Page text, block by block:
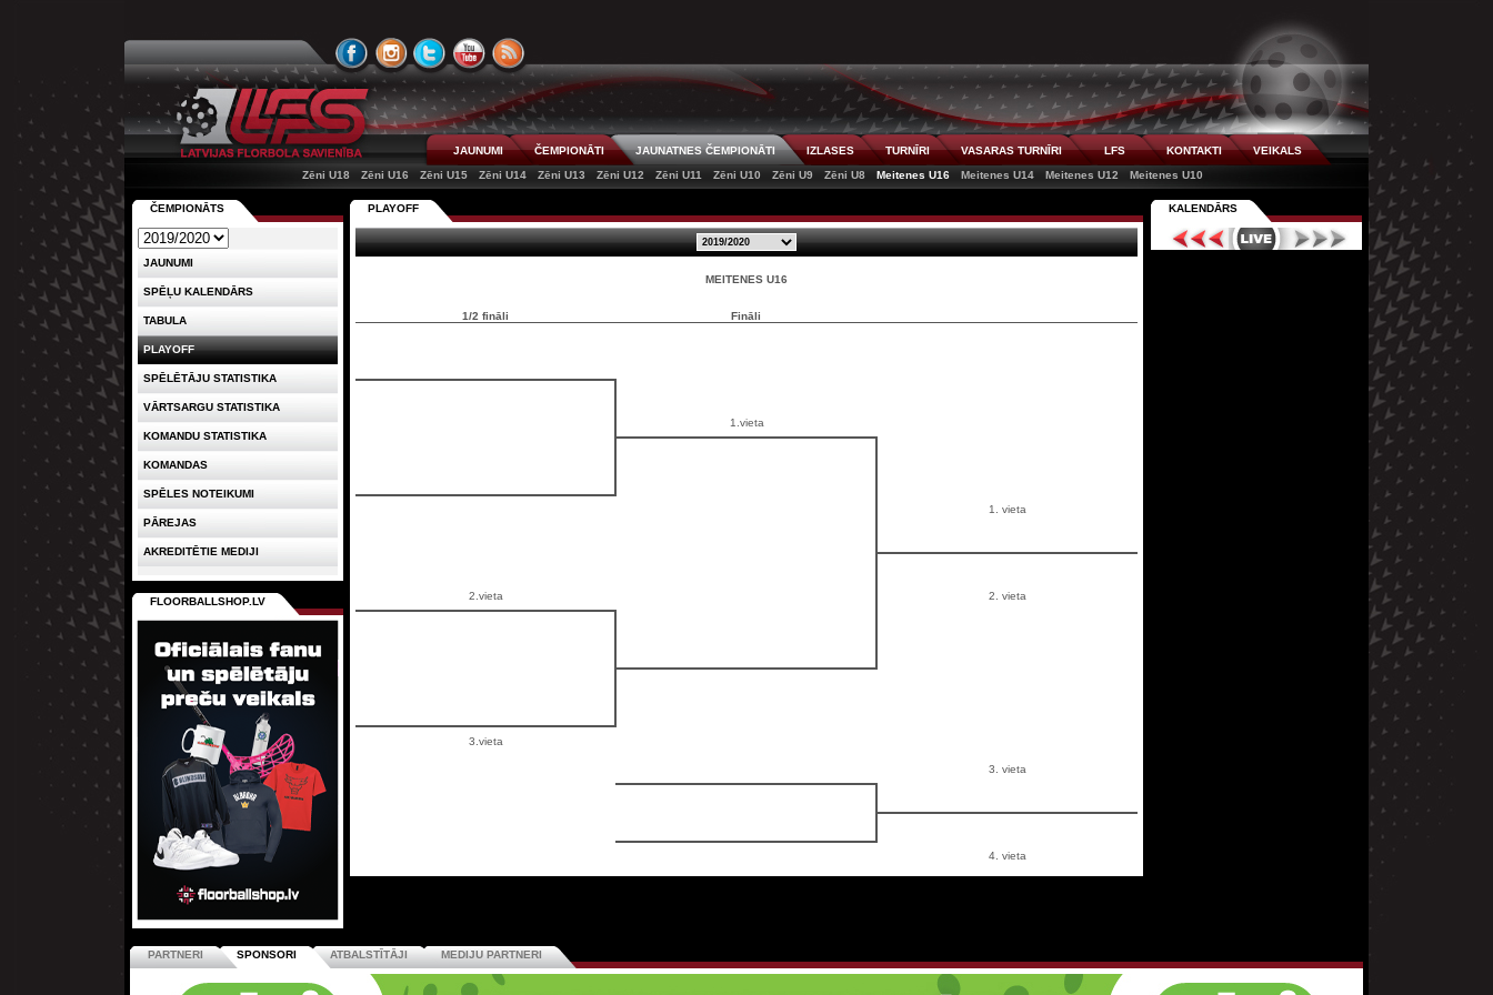
JAUNUMI ČEMPIONĀTI JAUNATNES ČEMPIONĀTI IZLASES TURNĪRI VASARAS TURNĪRI LFS KONTAKTI
VEIKALS
Zēni U18
Zēni U16 Zēni U15 Zēni U14 Zēni U13 Zēni U12 Zēni U11 Zēni U10 Zēni U9 Zēni U8 Meitenes U16 Meitenes U14 Meitenes U12 Meitenes U10
PLAYOFF
MEITENES U16
1/2 fināli Fināli
1.vieta
1. vieta
2.vieta 2. vieta
3.vieta
3. vieta
4. vieta
ČEMPIONĀTS
JAUNUMI
SPĒĻU KALENDĀRS
TABULA
PLAYOFF
SPĒLĒTĀJU STATISTIKA
VĀRTSARGU STATISTIKA
KOMANDU STATISTIKA
KOMANDAS
SPĒLES NOTEIKUMI
PĀREJAS
AKREDITĒTIE MEDIJI
FLOORBALLSHOP.LV
KALENDĀRS
PARTNERI SPONSORI ATBALSTĪTĀJI MEDIJU PARTNERI